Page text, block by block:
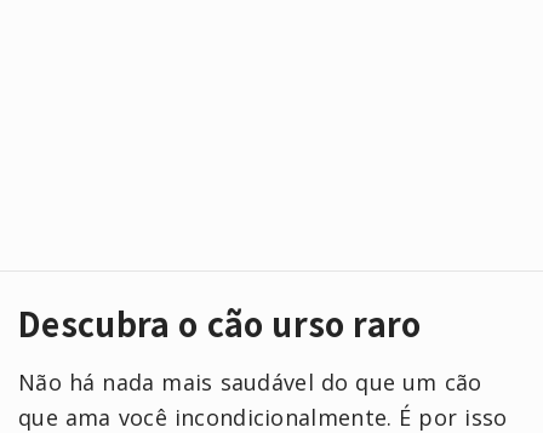
Descubra o cão urso raro
Não há nada mais saudável do que um cão
que ama você incondicionalmente. É por isso